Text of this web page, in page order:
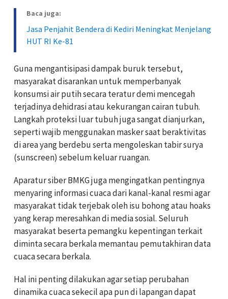
Baca juga:
Jasa Penjahit Bendera di Kediri Meningkat Menjelang
HUT RI Ke-81
Guna mengantisipasi dampak buruk tersebut,
masyarakat disarankan untuk memperbanyak
konsumsi air putih secara teratur demi mencegah
terjadinya dehidrasi atau kekurangan cairan tubuh.
Langkah proteksi luar tubuh juga sangat dianjurkan,
seperti wajib menggunakan masker saat beraktivitas
di area yang berdebu serta mengoleskan tabir surya
(sunscreen) sebelum keluar ruangan.
Aparatur siber BMKG juga mengingatkan pentingnya
menyaring informasi cuaca dari kanal-kanal resmi agar
masyarakat tidak terjebak oleh isu bohong atau hoaks
yang kerap meresahkan di media sosial. Seluruh
masyarakat beserta pemangku kepentingan terkait
diminta secara berkala memantau pemutakhiran data
cuaca secara berkala.
Hal ini penting dilakukan agar setiap perubahan
dinamika cuaca sekecil apa pun di lapangan dapat